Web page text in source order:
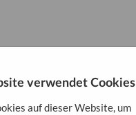
verwendet Cookies
auf dieser Website, um